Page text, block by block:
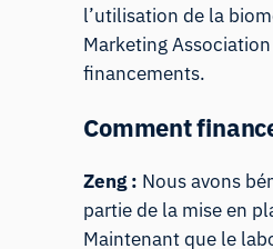
l’utilisation de la
Marketing
financements.
Comment
Zeng : Nous avons
partie de la mise en
Maintenant que le